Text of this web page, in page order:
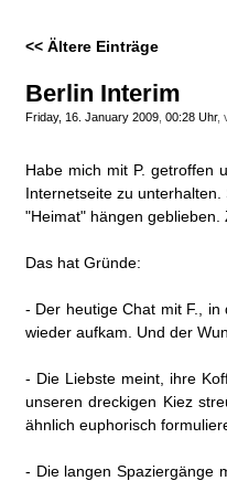
<< Ältere Einträge
Berlin Interim
Friday, 16. January 2009 00:28 Uhr,
Habe mich mit P. getroffen
Internetseite zu
"Heimat" hängen geblieben.
Das hat Gründe:
- Der heutige Chat mit F.,
wieder aufkam. Und der
- Die Liebste meint, ihre
unseren dreckigen Kiez
ähnlich euphorisch
- Die langen Spaziergänge